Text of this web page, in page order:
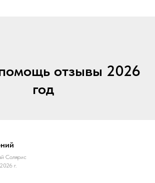
отзывы 2026
год
Солярис
г.